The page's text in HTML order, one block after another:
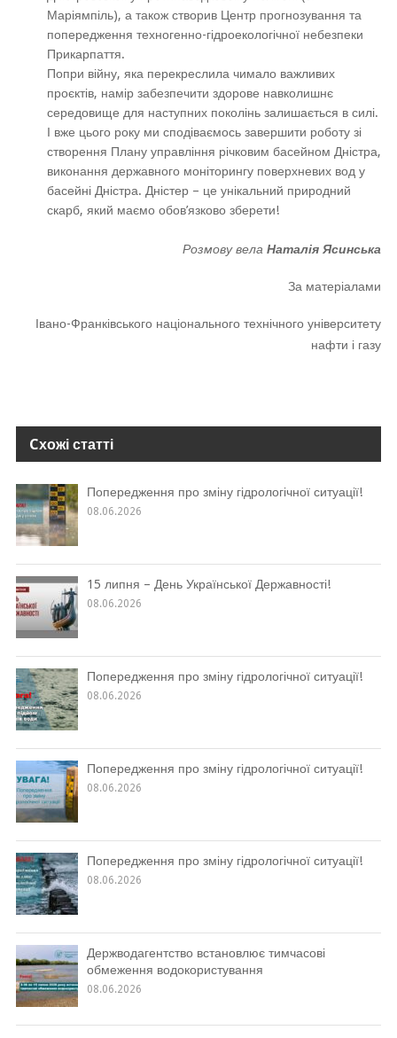
Маріямпіль), а також створив Центр прогнозування та
попередження техногенно-гідроекологічної небезпеки
Попри війну, яка перекреслила чимало важливих
проєктів, намір забезпечити здорове навколишнє
середовище для наступних поколінь залишається в силі.
І вже цього року ми сподіваємось завершити роботу зі
створення Плану управління річковим басейном Дністра,
виконання державного моніторингу поверхневих вод у
басейні Дністра. Дністер – це унікальний природний
скарб, який маємо обов’язково зберети!
Розмову велаНаталія Ясинська
За матеріалами
Івано-Франківського національного технічного університету
нафти і газу
Cхожі статті
Попередження про зміну гідрологічної ситуації!
08.06.2026
15 липня – День Української Державності!
08.06.2026
Попередження про зміну гідрологічної ситуації!
08.06.2026
Попередження про зміну гідрологічної ситуації!
08.06.2026
Попередження про зміну гідрологічної ситуації!
08.06.2026
Держводагентство встановлює тимчасові
обмеження водокористування
08.06.2026